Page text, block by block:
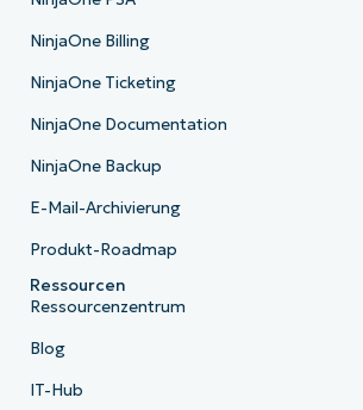
NinjaOne Billing
NinjaOne Ticketing
NinjaOne Documentation
NinjaOne Backup
E-Mail-Archivierung
Produkt-Roadmap
Ressourcen
Ressourcenzentrum
Blog
IT-Hub